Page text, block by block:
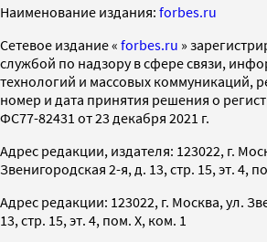
Наименование издания: forbes.ru
Cетевое издание « forbes.ru »
службой по надзору в сфере связи,
технологий и массовых коммуникаций,
номер и дата принятия решения о
ФС77-82431 от 23 декабря 2021 г.
Адрес редакции, издателя: 123022, г.
Звенигородская 2-я, д. 13, стр. 15, эт. 4,
Адрес редакции: 123022, г. Москва, ул.
13, стр. 15, эт. 4, пом. X, ком. 1